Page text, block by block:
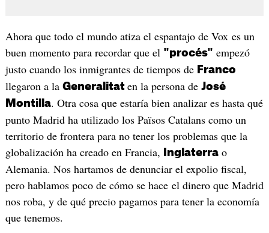
Ahora que todo el mundo atiza el espantajo de Vox es un
buen momento para recordar que el "procés" empezó
justo cuando los inmigrantes de tiempos de Franco
llegaron a la Generalitat en la persona de José
Montilla. Otra cosa que estaría bien analizar es hasta qué
punto Madrid ha utilizado los Països Catalans como un
territorio de frontera para no tener los problemas que la
globalización ha creado en Francia,
Inglaterrao
Alemania. Nos hartamos de denunciar el expolio fiscal,
pero hablamos poco de cómo se hace el dinero que Madrid
nos roba, y de qué precio pagamos para tener la economía
que tenemos.